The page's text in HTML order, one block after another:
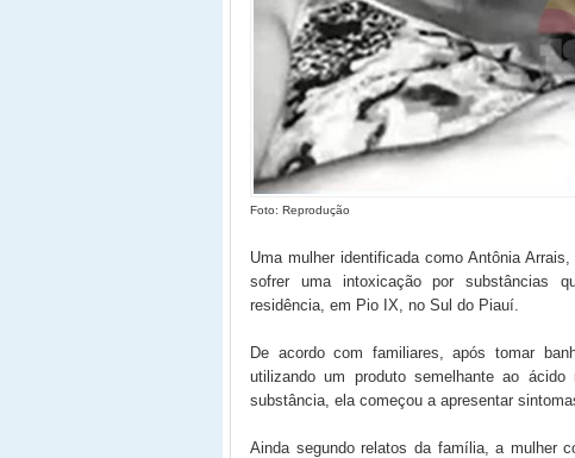
Foto: Reprodução
Uma mulher identificada como Antônia
sofrer uma intoxicação por substâncias
residência, em Pio IX, no Sul do Piauí.
De acordo com familiares, após tomar
utilizando um produto semelhante ao
substância, ela começou a apresentar
Ainda segundo relatos da família, a mulher